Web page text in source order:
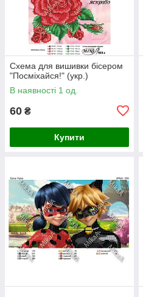
Схема для вишивки бісером
"Посміхайся!" (укр.)
В наявності 1 од.
60 ₴
Купити